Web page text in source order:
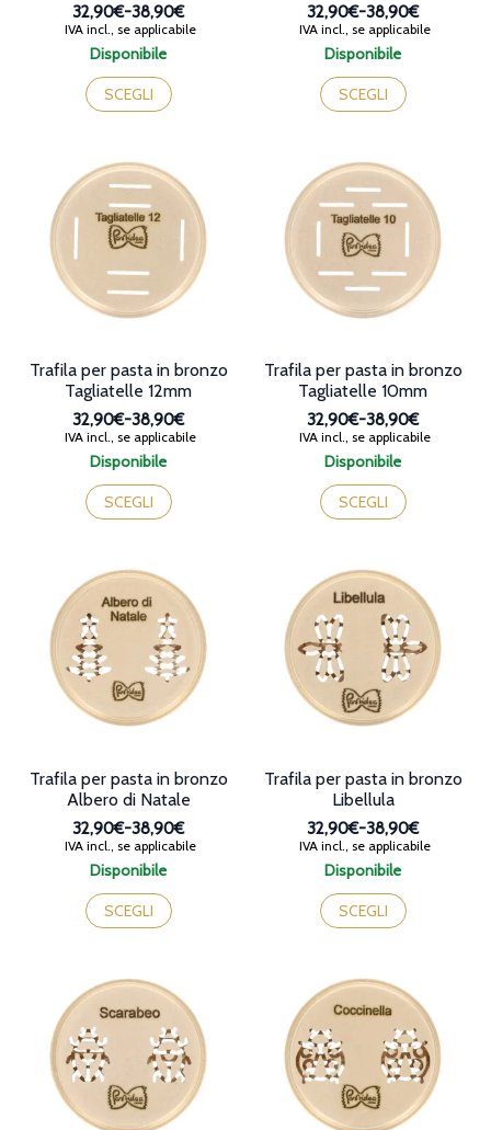
Disponibile
32,90€-38,90€
Fascia
di
da
32,90€
IVA incl., se applicabile
SCEGLI
prodotto
ha
Le
possono
essere
nella
pagina
Disponibile
32,90€-38,90€
Fascia
di
da
32,90€
IVA incl., se applicabile
SCEGLI
prodotto
ha
Le
opzioni
possono
essere
scelte
nella
pagina
Disponibile
Trafila per pasta in bronzo
Tagliatelle 12mm
32,90€-38,90€
Fascia
di
da
32,90€
IVA incl., se applicabile
SCEGLI
Questo
prodotto
ha
Le
opzioni
possono
essere
scelte
nella
pagina
Disponibile
Trafila per pasta in bronzo
Tagliatelle 10mm
32,90€-38,90€
Fascia
di
da
32,90€
IVA incl., se applicabile
SCEGLI
Questo
prodotto
ha
Le
opzioni
possono
essere
scelte
nella
pagina
Disponibile
Trafila per pasta in bronzo
Albero di Natale
32,90€-38,90€
Fascia
di
da
32,90€
IVA incl., se applicabile
SCEGLI
Questo
prodotto
ha
Le
opzioni
possono
essere
scelte
nella
pagina
Disponibile
Trafila per pasta in bronzo
Libellula
32,90€-38,90€
Fascia
di
da
32,90€
IVA incl., se applicabile
SCEGLI
Questo
prodotto
ha
Le
opzioni
possono
essere
scelte
nella
pagina